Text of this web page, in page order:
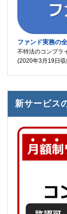
ファンド実務の
不特法のコンプラ
(2020年3月19日収
新サービス